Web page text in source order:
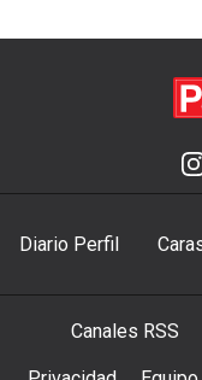
Diario Perfil
Canales RSS